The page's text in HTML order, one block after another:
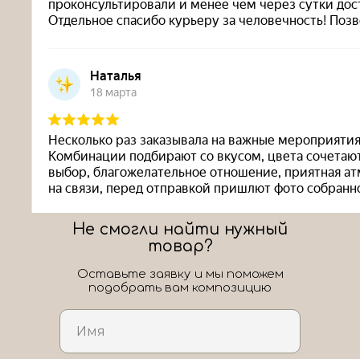
Не смогли найти нужный
товар?
Оставьте заявку и мы поможем
подобрать вам композицию